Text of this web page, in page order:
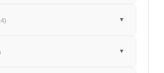
▼
▼